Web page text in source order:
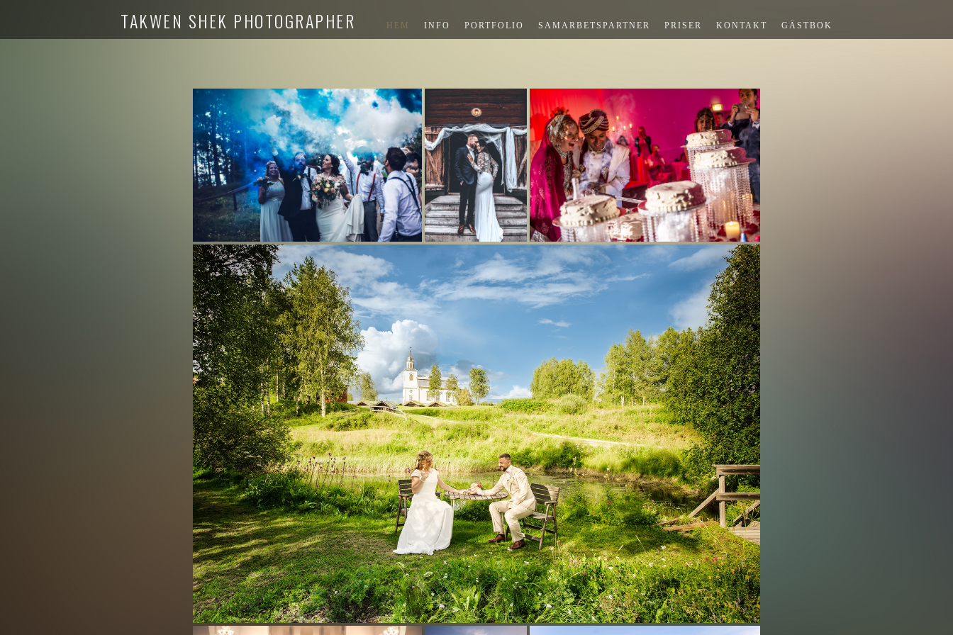
TAKWEN SHEK PHOTOGRAPHER HEM INFO PORTFOLIO SAMARBETSPARTNER PRISER KONTAKT GÄSTBOK